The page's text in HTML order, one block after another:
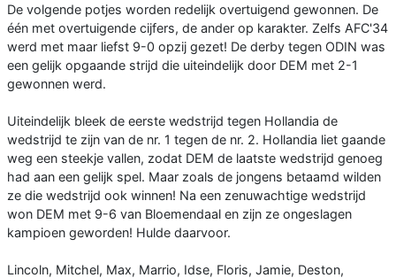
De volgende potjes worden redelijk overtuigend gewonnen. De
één met overtuigende cijfers, de ander op karakter. Zelfs AFC'34
werd met maar liefst 9-0 opzij gezet! De derby tegen ODIN was
een gelijk opgaande strijd die uiteindelijk door DEM met 2-1
gewonnen werd.
Uiteindelijk bleek de eerste wedstrijd tegen Hollandia de
wedstrijd te zijn van de nr. 1 tegen de nr. 2. Hollandia liet gaande
weg een steekje vallen, zodat DEM de laatste wedstrijd genoeg
had aan een gelijk spel. Maar zoals de jongens betaamd wilden
ze die wedstrijd ook winnen! Na een zenuwachtige wedstrijd
won DEM met 9-6 van Bloemendaal en zijn ze ongeslagen
kampioen geworden! Hulde daarvoor.
Lincoln, Mitchel, Max, Marrio, Idse, Floris, Jamie, Deston,